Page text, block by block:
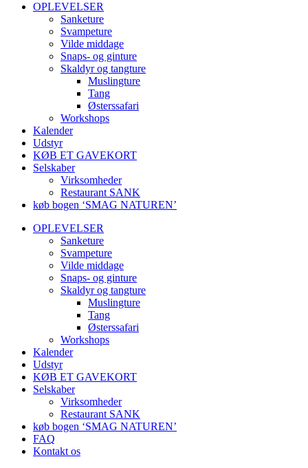
OPLEVELSER
Sanketure
Svampeture
Vilde middage
Snaps- og ginture
Skaldyr og tangture
Muslingture
Tang
Østerssafari
Workshops
Kalender
Udstyr
KØB ET GAVEKORT
Selskaber
Virksomheder
Restaurant SANK
køb bogen ‘SMAG NATUREN’
OPLEVELSER
Sanketure
Svampeture
Vilde middage
Snaps- og ginture
Skaldyr og tangture
Muslingture
Tang
Østerssafari
Workshops
Kalender
Udstyr
KØB ET GAVEKORT
Selskaber
Virksomheder
Restaurant SANK
køb bogen ‘SMAG NATUREN’
FAQ
Kontakt os